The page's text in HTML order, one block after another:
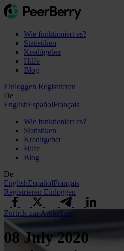
Wie funktioniert es?
Statistiken
Kreditgeber
Hilfe
Blog
Einloggen Registrieren
De
EnglishEspañolFrançais
Wie funktioniert es?
Statistiken
Kreditgeber
Hilfe
Blog
De
EnglishEspañolFrançais
Registrieren Einloggen
Zurück zur Artikelliste
08 July 2020